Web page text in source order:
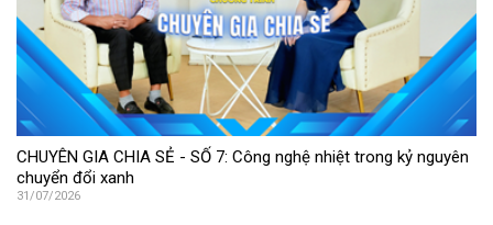
CHUYÊN GIA CHIA SẺ - SỐ 7: Công nghệ nhiệt trong kỷ nguyên
chuyển đổi xanh
31/07/2026